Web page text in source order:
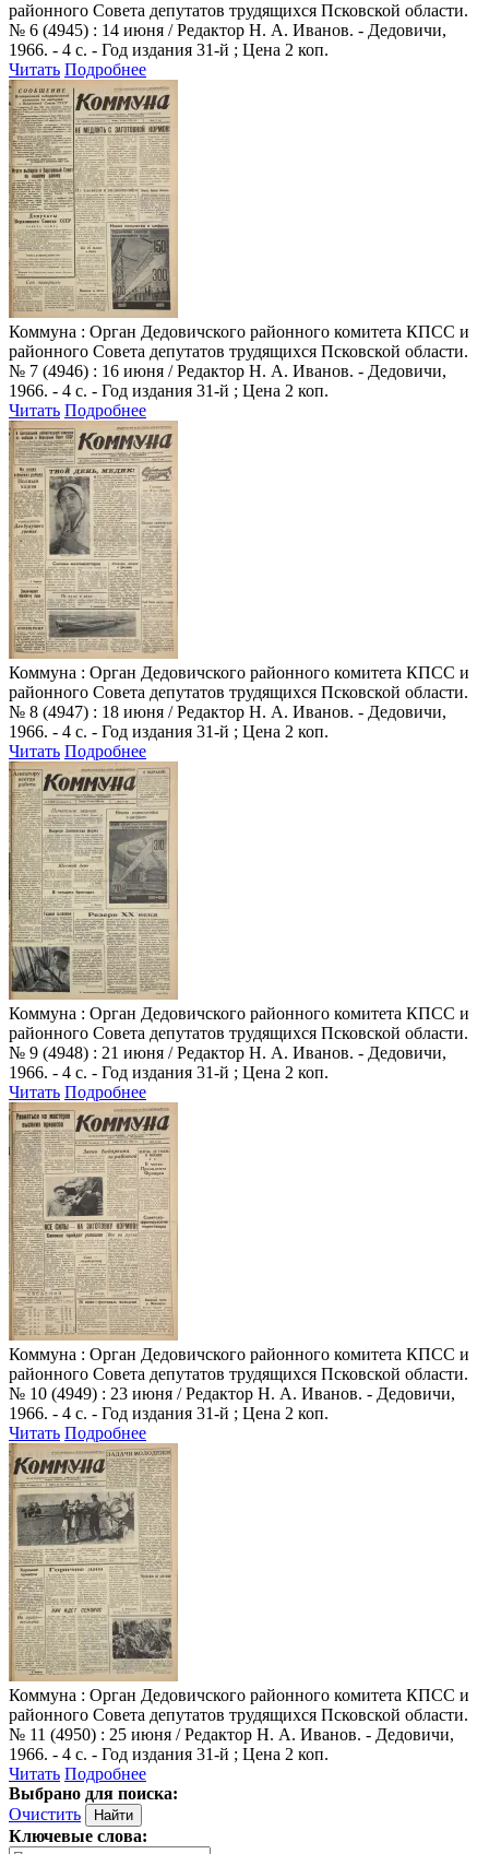
районного Совета депутатов трудящихся Псковской области.
№ 6 (4945) : 14 июня / Редактор Н. А. Иванов. - Дедовичи,
1966. - 4 с. - Год издания 31-й ; Цена 2 коп.
Читать Подробнее
Коммуна : Орган Дедовичского районного комитета КПСС и
районного Совета депутатов трудящихся Псковской области.
№ 7 (4946) : 16 июня / Редактор Н. А. Иванов. - Дедовичи,
1966. - 4 с. - Год издания 31-й ; Цена 2 коп.
Читать Подробнее
Коммуна : Орган Дедовичского районного комитета КПСС и
районного Совета депутатов трудящихся Псковской области.
№ 8 (4947) : 18 июня / Редактор Н. А. Иванов. - Дедовичи,
1966. - 4 с. - Год издания 31-й ; Цена 2 коп.
Читать Подробнее
Коммуна : Орган Дедовичского районного комитета КПСС и
районного Совета депутатов трудящихся Псковской области.
№ 9 (4948) : 21 июня / Редактор Н. А. Иванов. - Дедовичи,
1966. - 4 с. - Год издания 31-й ; Цена 2 коп.
Читать Подробнее
Коммуна : Орган Дедовичского районного комитета КПСС и
районного Совета депутатов трудящихся Псковской области.
№ 10 (4949) : 23 июня / Редактор Н. А. Иванов. - Дедовичи,
1966. - 4 с. - Год издания 31-й ; Цена 2 коп.
Читать Подробнее
Коммуна : Орган Дедовичского районного комитета КПСС и
районного Совета депутатов трудящихся Псковской области.
№ 11 (4950) : 25 июня / Редактор Н. А. Иванов. - Дедовичи,
1966. - 4 с. - Год издания 31-й ; Цена 2 коп.
Читать Подробнее
Выбрано для поиска:
Очистить
Ключевые слова: